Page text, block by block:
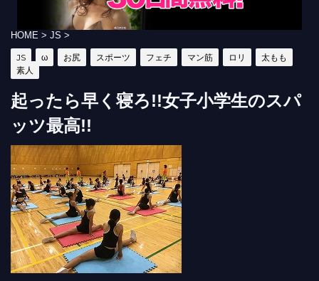
HOME > JS >
JS ω お尻 スポーツ フェチ マン筋 ロリ
太もも
素人
起ったら早く寝ろ!!女子小学生のスパ
ッツ最高!!